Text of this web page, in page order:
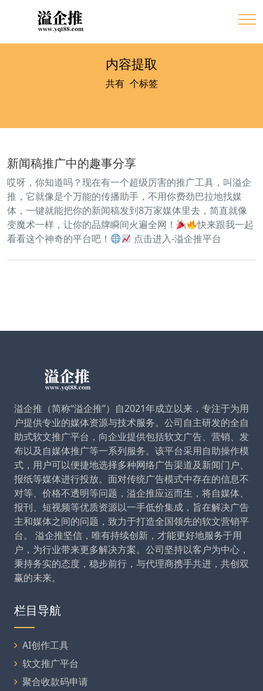
内容提取
共有1 个标签
新闻稿推广中的趣事分享
哎呀，你知道吗？现在有一个超级厉害的推广工具，叫溢企
推，它就像是个万能的传播助手，不用你费劲巴拉地找媒
体，一键就能把你的新闻稿发到8万家媒体里去，简直就像
变魔术一样，让你的品牌瞬间火遍全网！
快来跟我一起
看看这个神奇的平台吧！
点击进入-溢企推平台
溢企推（简称“溢企推”）自2021年成立以来，专注于为用
户提供专业的媒体资源与技术服务。公司自主研发的全自
助式软文推广平台，向企业提供包括软文广告、营销、发
布以及自媒体推广等一系列服务。该平台采用自助操作模
式，用户可以便捷地选择多种网络广告渠道及新闻门户、
报纸等媒体进行投放。面对传统广告模式中存在的信息不
对等、价格不透明等问题，溢企推应运而生，将自媒体、
报刊、短视频等优质资源以一手低价集成，旨在解决广告
主和媒体之间的问题，致力于打造全国领先的软文营销平
台。 溢企推坚信，唯有持续创新，才能更好地服务于用
户，为行业带来更多解决方案。公司坚持以客户为中心，
秉持务实的态度，稳步前行，与代理商携手共进，共创双
赢的未来。
栏目导航
AI创作工具
软文推广平台
聚合收款码申请